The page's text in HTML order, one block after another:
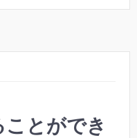
とができ